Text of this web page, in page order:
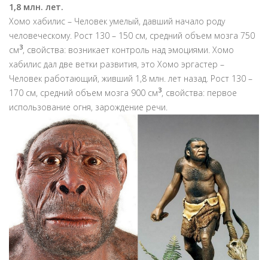
1,8 млн. лет.
Хомо хабилис – Человек умелый, давший начало роду
человеческому. Рост 130 – 150 см, средний объем мозга 750
см3, свойства: возникает контроль над эмоциями. Хомо
хабилис дал две ветки развития, это Хомо эргастер –
Человек работающий, живший 1,8 млн. лет назад. Рост 130 –
170 см, средний объем мозга 900 см3, свойства: первое
использование огня, зарождение речи.